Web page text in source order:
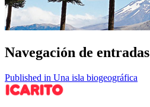
Navegación de entradas
Published in Una isla biogeográfica